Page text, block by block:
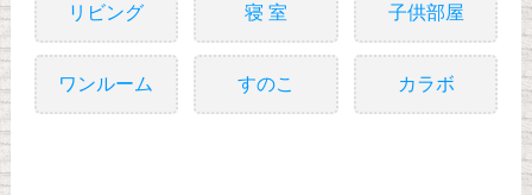
リビング 寝 室 子供部屋
ワンルーム すのこ カラボ